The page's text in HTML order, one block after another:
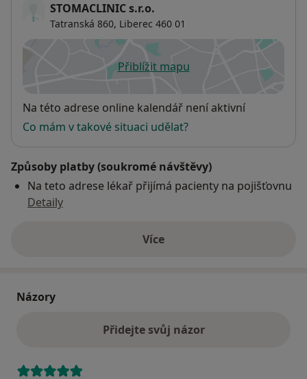
STOMACLINIC s.r.o.
Tatranská 860, Liberec 460 01
Přiblížit mapuse otevře v nové záložce
Dostupnost
Na této adrese online kalendář není aktivní
Co mám v takové situaci udělat?
Způsoby platby (soukromé návštěvy)
Na teto adrese lékař přijímá pacienty na pojišťovnu
Detaily
Víceo adrese
Názory
Přidejte svůj názor